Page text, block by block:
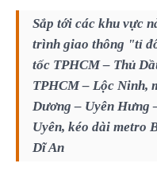
Sắp tới các khu vực
trình giao thông "tỉ
tốc TPHCM – Thủ
TPHCM – Lộc Ninh,
Dương – Uyên Hưng
Uyên, kéo dài metro
Dĩ An